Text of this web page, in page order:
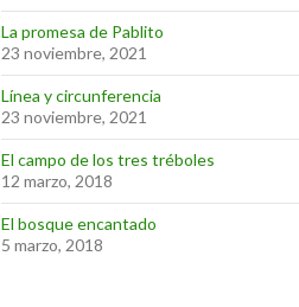
La promesa de Pablito
23 noviembre, 2021
Línea y circunferencia
23 noviembre, 2021
El campo de los tres tréboles
12 marzo, 2018
El bosque encantado
5 marzo, 2018